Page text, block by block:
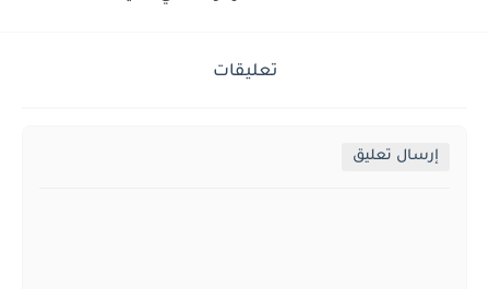
تعليقات
إرسال تعليق